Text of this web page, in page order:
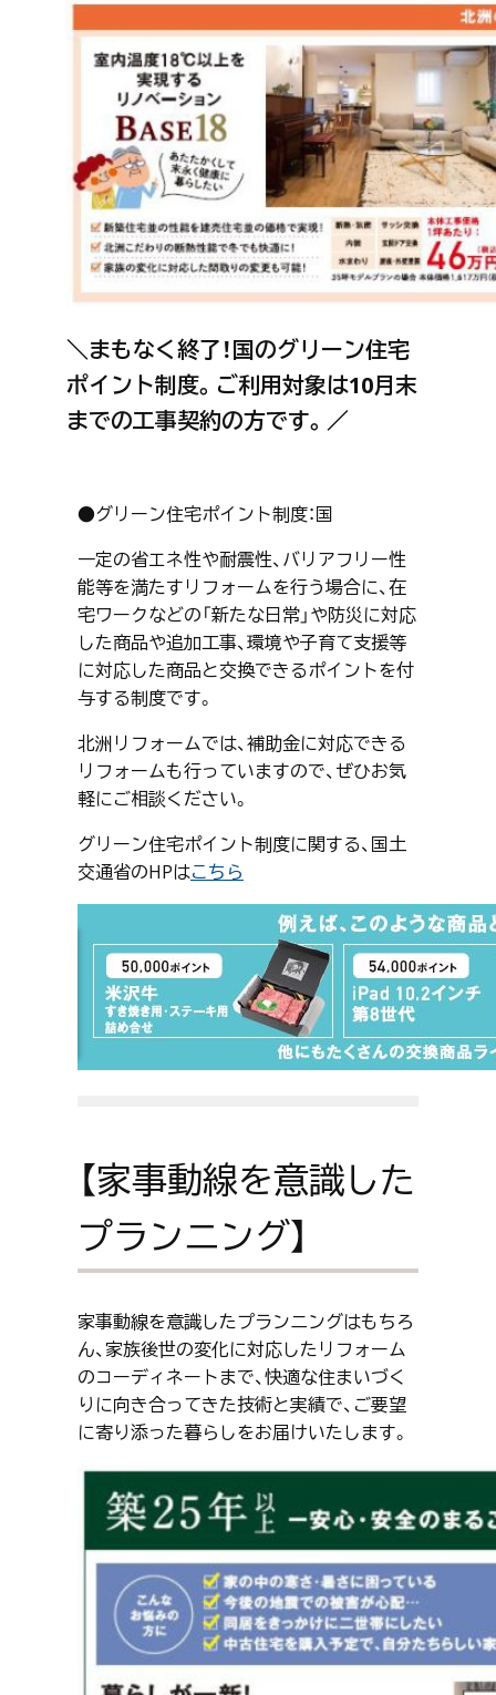
＼まもなく終了！国のグリーン住宅
ポイント制度。ご利用対象は10月末
までの工事契約の方です。／
●グリーン住宅ポイント制度：国
一定の省エネ性や耐震性、バリアフリー性
能等を満たすリフォームを行う場合に、在
宅ワークなどの「新たな日常」や防災に対応
した商品や追加工事、環境や子育て支援等
に対応した商品と交換できるポイントを付
与する制度です。
北洲リフォームでは、補助金に対応できる
リフォームも行っていますので、ぜひお気
軽にご相談ください。
グリーン住宅ポイント制度に関する、国土
交通省のHPはこちら
【家事動線を意識した
プランニング】
家事動線を意識したプランニングはもちろ
ん、家族後世の変化に対応したリフォーム
のコーディネートまで、快適な住まいづく
りに向き合ってきた技術と実績で、ご要望
に寄り添った暮らしをお届けいたします。